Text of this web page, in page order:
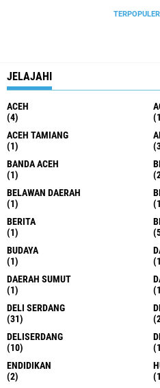
JELAJAHI
ACEH
(4)
ACEH TAMIANG
(1)
BANDA ACEH
(1)
BELAWAN DAERAH
(1)
BERITA
(1)
BUDAYA
(1)
DAERAH SUMUT
(1)
DELI SERDANG
(31)
DELISERDANG
(10)
ENDIDIKAN
(2)